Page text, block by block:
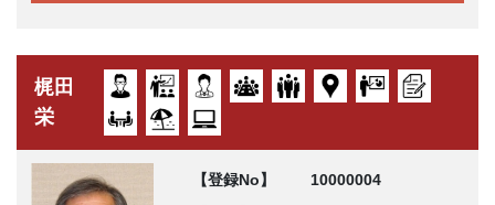
梶田
栄
【登録No】
10000004